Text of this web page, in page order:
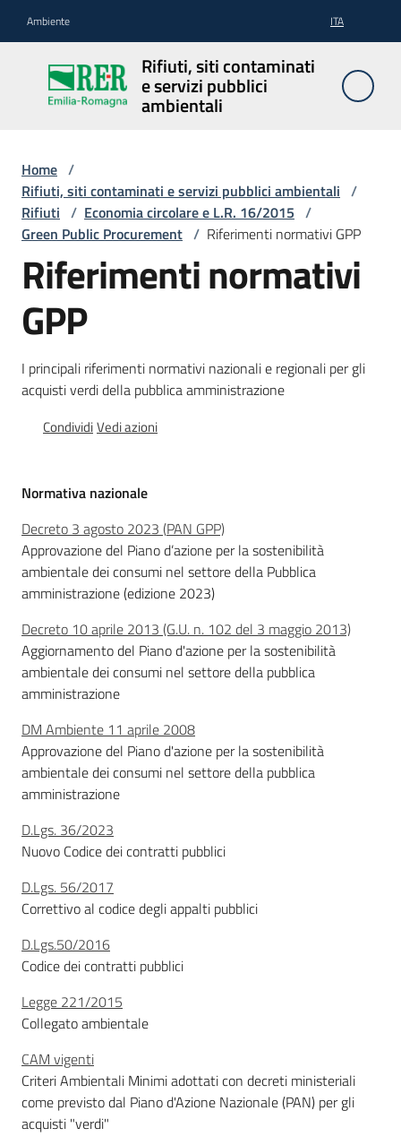
Ambiente ITA
Rifiuti, siti contaminati
e servizi pubblici
ambientali
Rifiuti, siti
contaminati
e servizi
Rifiuti
Siti
contaminati
Servizi
acqua/rifiuti
Comunicazione
Piani,
progetti
e
banche
dati
Ambiente
Argomenti
Novità
Servizi
Piani Programmi
Progetti
Home /
Rifiuti, siti contaminati e servizi pubblici ambientali /
Rifiuti / Economia circolare e L.R. 16/2015 /
Green Public Procurement / Riferimenti normativi GPP
Riferimenti normativi
GPP
I principali riferimenti normativi nazionali e regionali per gli
acquisti verdi della pubblica amministrazione
CondividiVedi azioni
Normativa nazionale
Decreto 3 agosto 2023 (PAN GPP)
Approvazione del Piano d’azione per la sostenibilità
ambientale dei consumi nel settore della Pubblica
amministrazione (edizione 2023)
Decreto 10 aprile 2013 (G.U. n. 102 del 3 maggio 2013)
Aggiornamento del Piano d'azione per la sostenibilità
ambientale dei consumi nel settore della pubblica
amministrazione
DM Ambiente 11 aprile 2008
Approvazione del Piano d'azione per la sostenibilità
ambientale dei consumi nel settore della pubblica
amministrazione
D.Lgs. 36/2023
Nuovo Codice dei contratti pubblici
D.Lgs. 56/2017
Correttivo al codice degli appalti pubblici
D.Lgs.50/2016
Codice dei contratti pubblici
Legge 221/2015
Collegato ambientale
CAM vigenti
Criteri Ambientali Minimi adottati con decreti ministeriali
come previsto dal Piano d'Azione Nazionale (PAN) per gli
acquisti "verdi"